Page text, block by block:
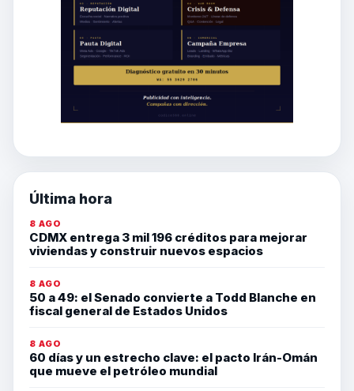
Última hora
8 AGO
CDMX entrega 3 mil 196 créditos para mejorar
viviendas y construir nuevos espacios
8 AGO
50 a 49: el Senado convierte a Todd Blanche en
fiscal general de Estados Unidos
8 AGO
60 días y un estrecho clave: el pacto Irán-Omán
que mueve el petróleo mundial